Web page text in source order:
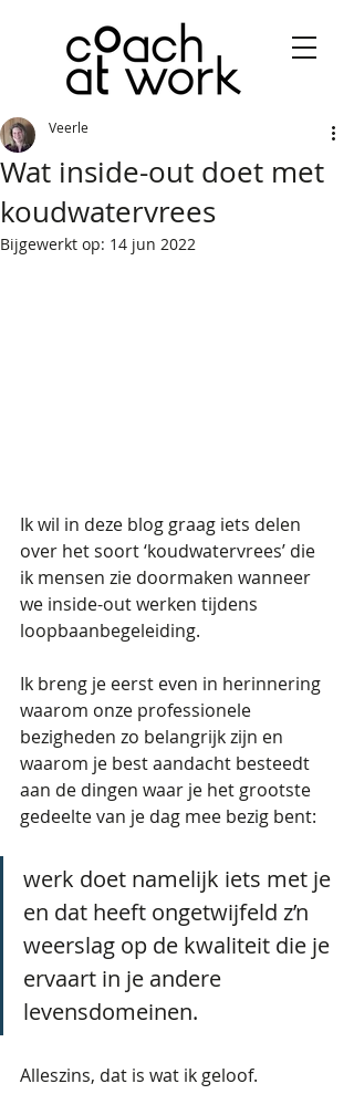
Wat inside-out doet met
koudwatervrees
Veerle
Bijgewerkt op: 14 jun 2022
Ik wil in deze blog graag iets delen
over het soort ‘koudwatervrees’ die
ik mensen zie doormaken wanneer
we inside-out werken tijdens
loopbaanbegeleiding.
Ik breng je eerst even in herinnering
waarom onze professionele
bezigheden zo belangrijk zijn en
waarom je best aandacht besteedt
aan de dingen waar je het grootste
gedeelte van je dag mee bezig bent:
werk doet namelijk iets met je
en dat heeft ongetwijfeld z’n
weerslag op de kwaliteit die je
ervaart in je andere
levensdomeinen.
Alleszins, dat is wat ik geloof.